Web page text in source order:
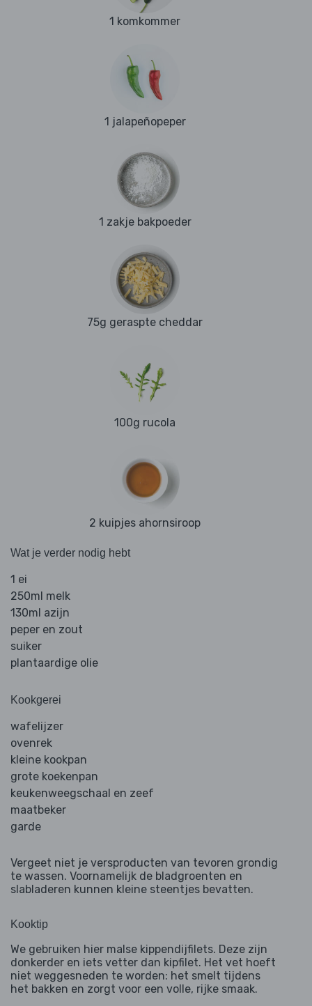
1 komkommer
1 jalapeñopeper
1 zakje bakpoeder
75g geraspte cheddar
100g rucola
2 kuipjes ahornsiroop
Wat je verder nodig hebt
1 ei
250ml melk
130ml azijn
peper en zout
suiker
plantaardige olie
Kookgerei
wafelijzer
ovenrek
kleine kookpan
grote koekenpan
keukenweegschaal en zeef
maatbeker
garde
Vergeet niet je versproducten van tevoren grondig
te wassen. Voornamelijk de bladgroenten en
slabladeren kunnen kleine steentjes bevatten.
Kooktip
We gebruiken hier malse kippendijfilets. Deze zijn
donkerder en iets vetter dan kipfilet. Het vet hoeft
niet weggesneden te worden: het smelt tijdens
het bakken en zorgt voor een volle, rijke smaak.